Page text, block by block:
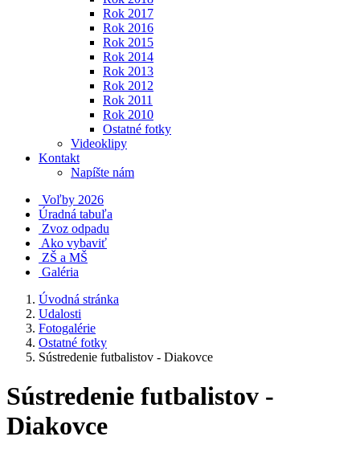
Rok 2017
Rok 2016
Rok 2015
Rok 2014
Rok 2013
Rok 2012
Rok 2011
Rok 2010
Ostatné fotky
Videoklipy
Kontakt
Napíšte nám
Voľby 2026
Úradná tabuľa
Zvoz odpadu
Ako vybaviť
ZŠ a MŠ
Galéria
Úvodná stránka
Udalosti
Fotogalérie
Ostatné fotky
Sústredenie futbalistov - Diakovce
Sústredenie futbalistov -
Diakovce